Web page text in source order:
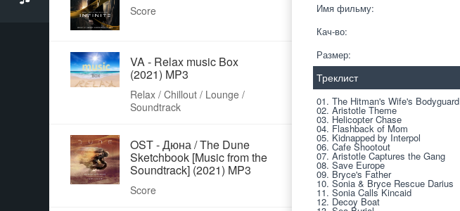
Имя фильму:
Кач-во:
Размер:
Треклист
01. The Hitman's Wife's Bodyguard
02. Aristotle Theme
03. Helicopter Chase
04. Flashback of Mom
05. Kidnapped by Interpol
06. Cafe Shootout
07. Aristotle Captures the Gang
08. Save Europe
09. Bryce's Father
10. Sonia & Bryce Rescue Darius
11. Sonia Calls Kincaid
12. Decoy Boat
Score
VA - Relax music Box
(2021) MP3
Relax / Chillout / Lounge /
Soundtrack
OST - Дюна / The Dune
Sketchbook [Music from the
Soundtrack] (2021) MP3
Score